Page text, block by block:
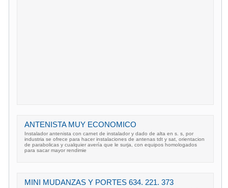
ANTENISTA MUY ECONOMICO
Instalador antenista con carnet de instalador y dado de alta en s. s, por
industria se ofrece para hacer instalaciones de antenas tdt y sat, orientacion
de parabolicas y cualquier avería que le surja, con equipos homologados
para sacar mayor rendimie
MINI MUDANZAS Y PORTES 634. 221. 373